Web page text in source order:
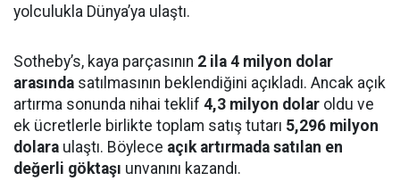
yolculukla Dünya’ya ulaştı.
Sotheby’s, kaya parçasının 2 ila 4 milyon dolar
arasında satılmasının beklendiğini açıkladı. Ancak açık
artırma sonunda nihai teklif 4,3 milyon dolar oldu ve
ek ücretlerle birlikte toplam satış tutarı 5,296 milyon
dolara ulaştı. Böylece açık artırmada satılan en
değerli göktaşı unvanını kazandı.